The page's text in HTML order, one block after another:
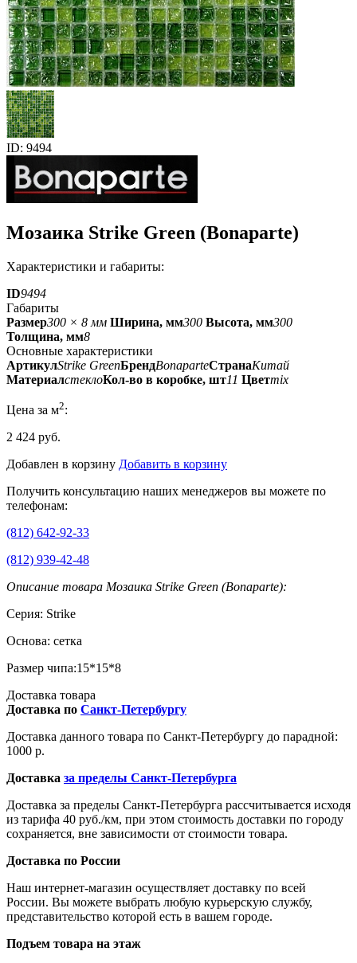
ID: 9494
Мозаика Strike Green (Bonaparte)
Характеристики и габариты:
ID9494
Габариты
Размер300 × 8 мм Ширина, мм300 Высота, мм300
Толщина, мм8
Основные характеристики
АртикулStrike GreenБрендBonaparteСтранаКитай
МатериалстеклоКол-во в коробке, шт11 Цветmix
Цена за м2:
2 424 руб.
Добавлен в корзину Добавить в корзину
Получить консультацию наших менеджеров вы можете по
телефонам:
(812) 642-92-33
(812) 939-42-48
Описание товара Мозаика Strike Green (Bonaparte):
Серия: Strike
Основа: сетка
Размер чипа:15*15*8
Доставка товара
Доставка по Санкт-Петербургу
Доставка данного товара по Санкт-Петербургу до парадной:
1000 р.
Доставка за пределы Санкт-Петербурга
Доставка за пределы Санкт-Петербурга рассчитывается исходя
из тарифа 40 руб./км, при этом стоимость доставки по городу
сохраняется, вне зависимости от стоимости товара.
Доставка по России
Наш интернет-магазин осуществляет доставку по всей
России. Вы можете выбрать любую курьерскую службу,
представительство которой есть в вашем городе.
Подъем товара на этаж